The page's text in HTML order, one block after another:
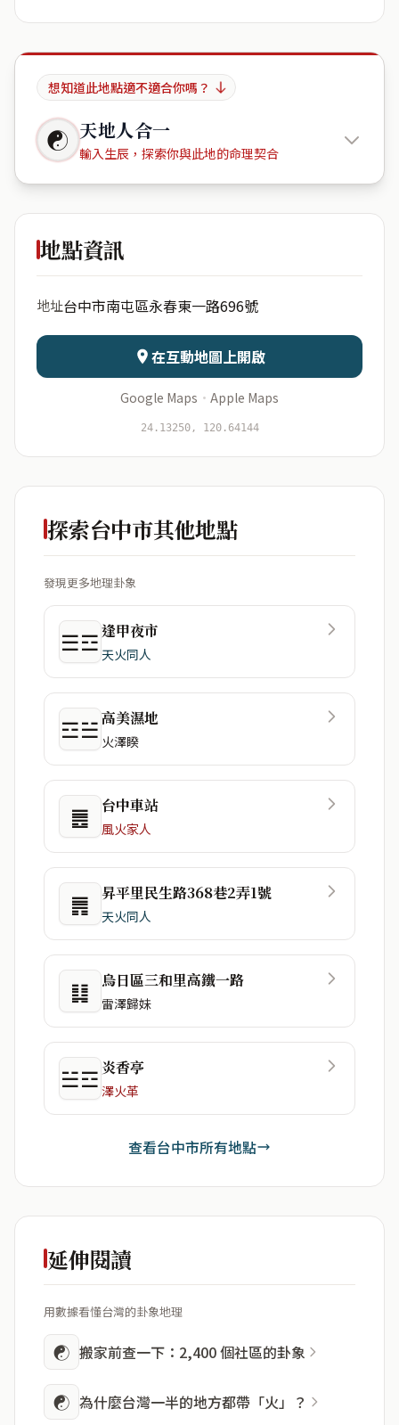
想知道此地點適不適合你嗎？
☯ 天地人合一
輸入生辰，探索你與此地的命理契合
元城湖岸
日期 出生時辰
資料僅用於即時分析，不會儲存於伺服器
地點資訊
地址台中市南屯區永春東一路696號
在互動地圖上開啟
Google Maps · Apple Maps
24.13250, 120.64144
探索台中市其他地點
發現更多地理卦象
☰☲逢甲夜市
天火同人
☲☱高美濕地
火澤睽
䷌ 台中車站
風火家人
䷠ 昇平里民生路368巷2弄1號
天火同人
䷆ 烏日區三和里高鐵一路
雷澤歸妹
☱☲ 炎香亭
澤火革
查看台中市所有地點
延伸閱讀
用數據看懂台灣的卦象地理
☯ 搬家前查一下：2,400 個社區的卦象
☯ 為什麼台灣一半的地方都帶「火」？